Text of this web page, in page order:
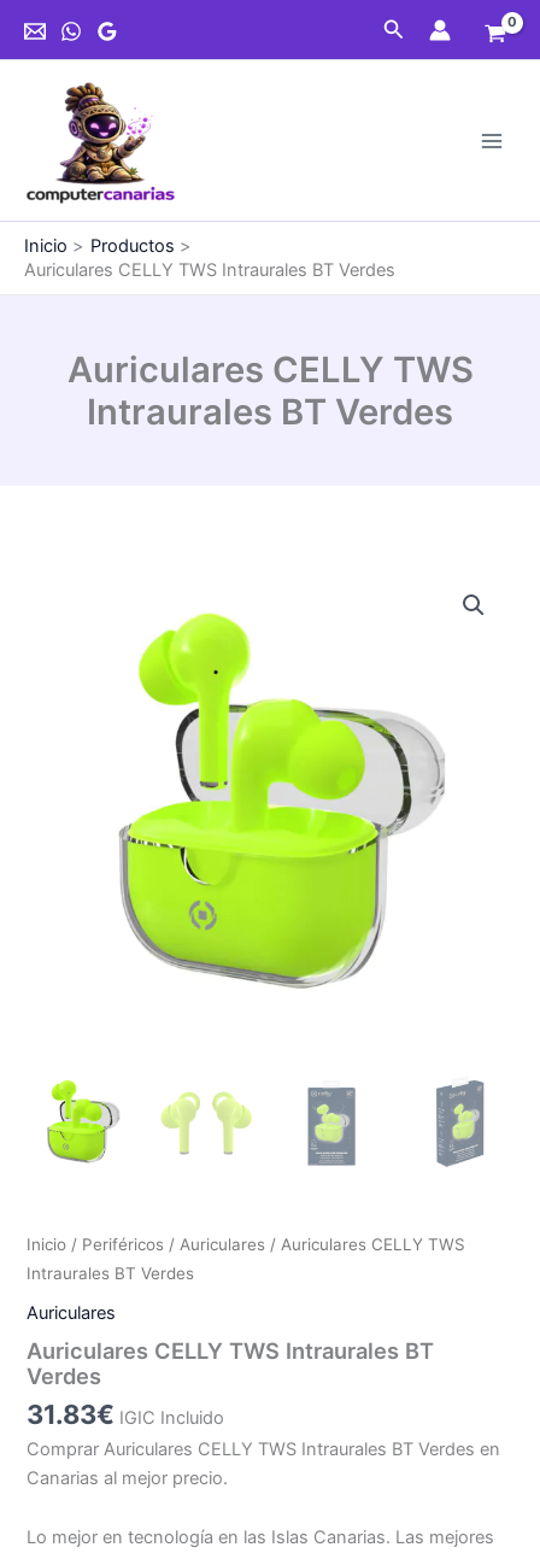
Buscar
Inicio
Productos
Auriculares CELLY TWS Intraurales BT Verdes
Auriculares CELLY TWS
Intraurales BT Verdes
Inicio / Periféricos / Auriculares / Auriculares CELLY TWS
Intraurales BT Verdes
Auriculares
Auriculares CELLY TWS Intraurales BT
Verdes
31.83€ IGIC Incluido
Comprar Auriculares CELLY TWS Intraurales BT Verdes en
Canarias al mejor precio.
Lo mejor en tecnología en las Islas Canarias. Las mejores
Intraurales
BT
cantidad